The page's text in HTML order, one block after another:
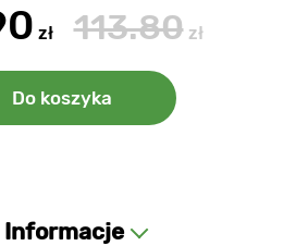
zł 113.80 zł
Do koszyka
Informacje